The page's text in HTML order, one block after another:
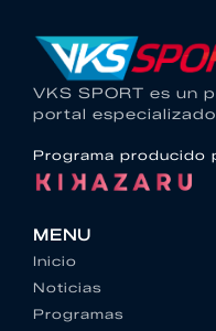
VKS SPORT es un
portal
Programa producido
MENU
Inicio
Noticias
Programas